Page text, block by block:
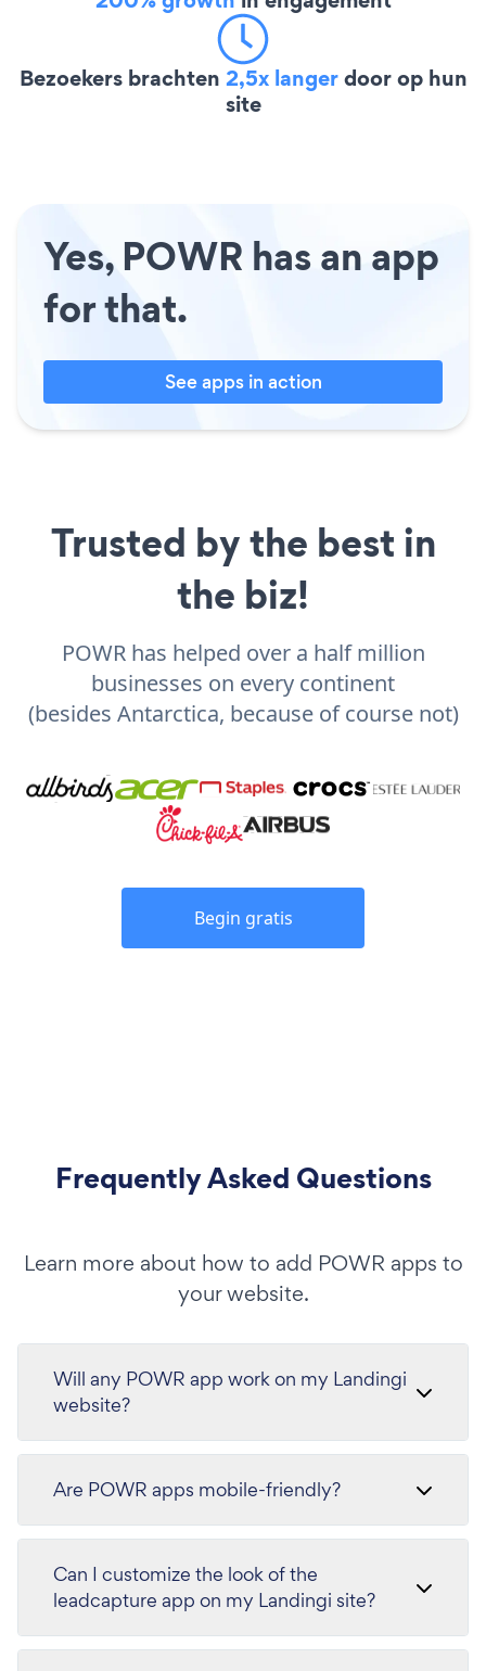
Bezoekers brachten 2,5x langerdoor op hun
site
Yes, POWR has an app
for that.
See apps in action
Trusted by the best in
the biz!
POWR has helped over a half million
businesses on every continent
(besides Antarctica, because of course not)
Begin gratis
Frequently Asked Questions
Learn more about how to add POWR apps to
your website.
Will any POWR app work on my Landingi
website?
Are POWR apps mobile-friendly?
Can I customize the look of the
leadcapture app on my Landingi site?